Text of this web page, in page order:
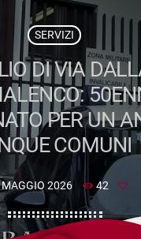
SERVIZI
DI VIA
PER UN
COMUNI
2026 42